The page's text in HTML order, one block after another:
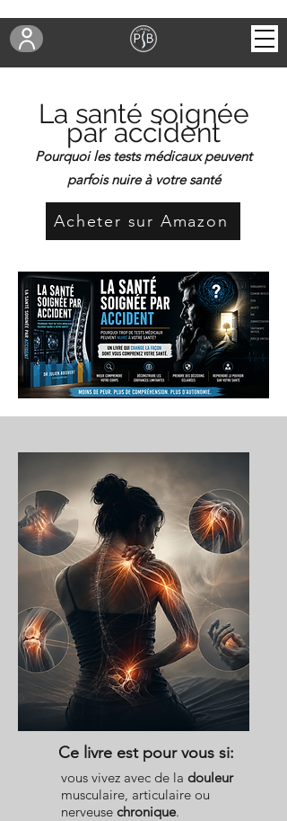
La santé soignée
par accident
Pourquoi les tests médicaux peuvent
parfois nuire à votre santé
Acheter sur Amazon
Ce livre est pour vous si:
vous vivez avec de la douleur
musculaire, articulaire ou
nerveuse chronique.